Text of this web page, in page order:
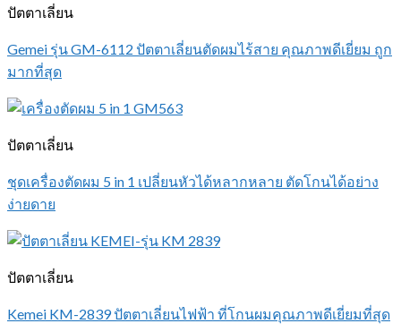
ปัตตาเลี่ยน
Gemei รุ่น GM-6112 ปัตตาเลี่ยนตัดผมไร้สาย คุณภาพดีเยี่ยม ถูก
มากที่สุด
ปัตตาเลี่ยน
ชุดเครื่องตัดผม 5 in 1 เปลี่ยนหัวได้หลากหลาย ตัดโกนได้อย่าง
ง่ายดาย
ปัตตาเลี่ยน
Kemei KM-2839 ปัตตาเลี่ยนไฟฟ้า ที่โกนผมคุณภาพดีเยี่ยมที่สุด